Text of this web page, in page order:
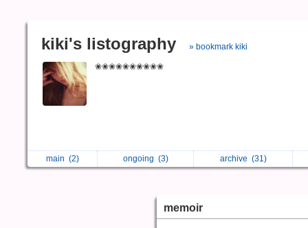
kiki's listography » bookmark kiki
❀❀❀❀❀❀❀❀❀❀
main (2) ongoing (3) archive (31)
memoir